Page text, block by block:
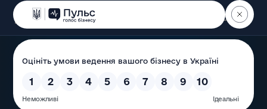
Пошук